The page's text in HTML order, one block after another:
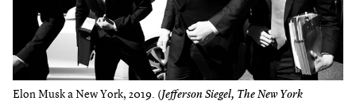
Elon Musk a New York, 2019. (Jefferson Siegel, The​ New York